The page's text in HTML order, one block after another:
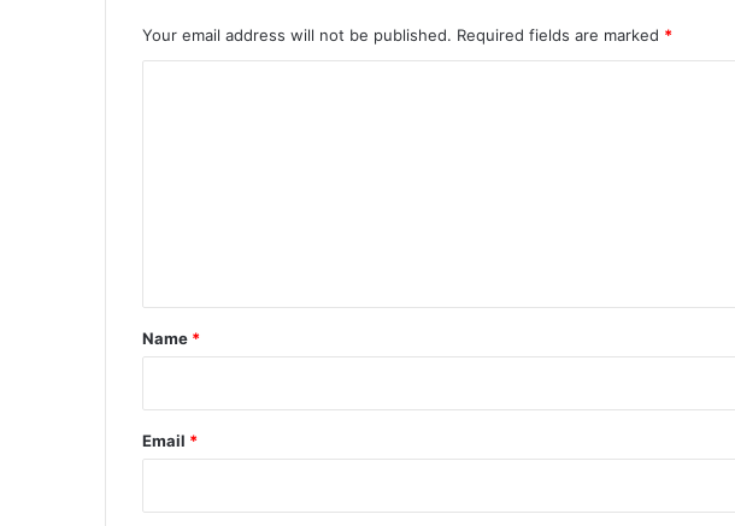
Your email address will not be published. Required fields are marked *
*
Name *
Email *